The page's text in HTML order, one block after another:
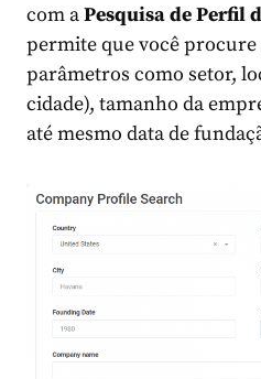
com aPesquisa de Perfil
permite que você
parâmetros como setor,
cidade), tamanho da
até mesmo data de